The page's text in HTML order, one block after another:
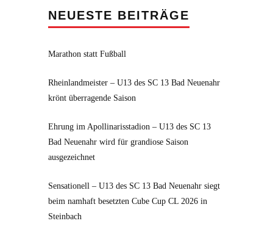
NEUESTE BEITRÄGE
Marathon statt Fußball
Rheinlandmeister – U13 des SC 13 Bad Neuenahr
krönt überragende Saison
Ehrung im Apollinarisstadion – U13 des SC 13
Bad Neuenahr wird für grandiose Saison
ausgezeichnet
Sensationell – U13 des SC 13 Bad Neuenahr siegt
beim namhaft besetzten Cube Cup CL 2026 in
Steinbach